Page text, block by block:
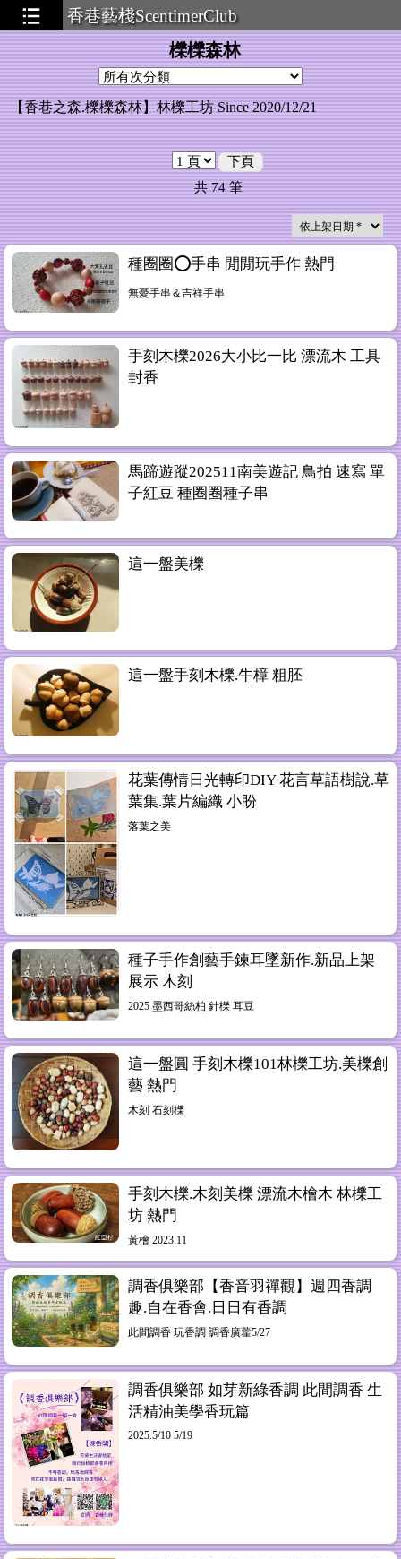
香巷藝棧ScentimerClub
櫟櫟森林
【香巷之森.櫟櫟森林】林櫟工坊 Since 2020/12/21
下頁
共74筆
種圈圈⭕️手串 閒閒玩手作 熱門
無憂手串＆吉祥手串
手刻木櫟2026大小比一比 漂流木 工具
封香
馬蹄遊蹤202511南美遊記 鳥拍 速寫 單
子紅豆 種圈圈種子串
這一盤美櫟
這一盤手刻木櫟.牛樟 粗胚
花葉傳情日光轉印DIY 花言草語樹說.草
葉集.葉片編織 小盼
落葉之美
種子手作創藝手鍊耳墜新作.新品上架
展示 木刻
2025 墨西哥絲柏 針櫟 耳豆
這一盤圓 手刻木櫟101林櫟工坊.美櫟創
藝 熱門
木刻 石刻櫟
手刻木櫟.木刻美櫟 漂流木檜木 林櫟工
坊 熱門
黃檜 2023.11
調香俱樂部【香音羽禪觀】週四香調
趣.自在香會.日日有香調
此間調香 玩香調 調香廣藿5/27
調香俱樂部 如芽新綠香調 此間調香 生
活精油美學香玩篇
2025.5/10 5/19